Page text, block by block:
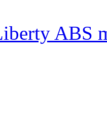
ABS